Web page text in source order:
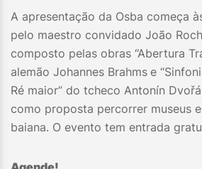
A apresentação da Osba começa
pelo maestro convidado João
composto pelas obras “Abertura
alemão Johannes Brahms e
Ré maior” do tcheco Antonín
como proposta percorrer museus
baiana. O evento tem entrada